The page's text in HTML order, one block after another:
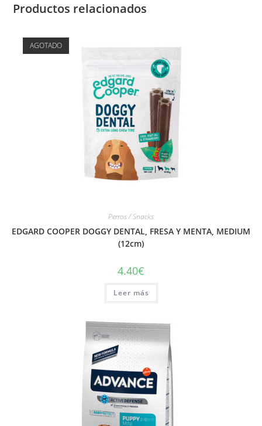
Productos relacionados
AGOTADO
Perros / Snacks
EDGARD COOPER DOGGY DENTAL, FRESA Y MENTA, MEDIUM
(12cm)
4.40€
Leer más